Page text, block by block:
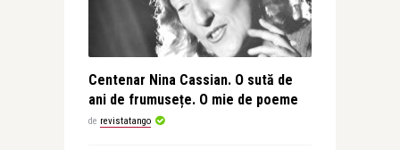
Centenar Nina Cassian. O sută de
ani de frumusețe. O mie de poeme
de revistatango